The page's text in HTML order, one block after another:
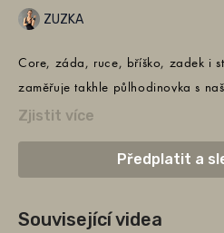
ZUZKA
Core, záda, ruce, bříško, zadek i
zaměřuje takhle půlhodinovka s
Potřebujete bločky (anebo knihy),
je vše! Barre může začít!
Zjistit více
Předplatit a
Související videa